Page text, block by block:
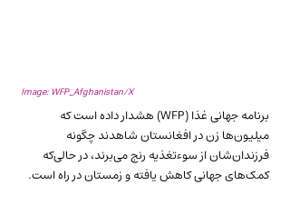
Image: WFP_Afghanistan/X
برنامه جهانی غذا (WFP) هشدار داده است که
میلیون‌ها زن در افغانستان شاهدند چگونه
فرزندان‌شان از سوء‌تغذیه رنج می‌برند، در حالی‌که
کمک‌های جهانی کاهش یافته و زمستان در راه است.